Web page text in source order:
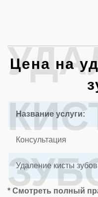
Цена на
Название услуги:
Консультация
Удаление кисты зубов
* Смотреть полный